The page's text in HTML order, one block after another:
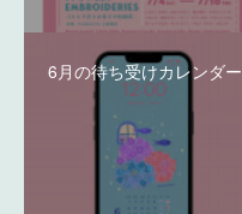
6月の待ち受けカレンダー